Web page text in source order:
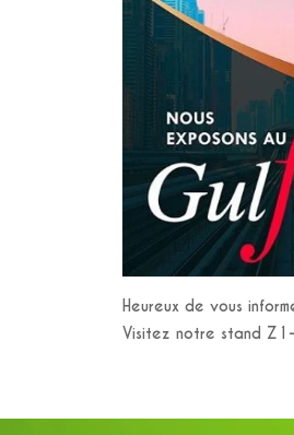
Heureux de vous
Visitez notre stand